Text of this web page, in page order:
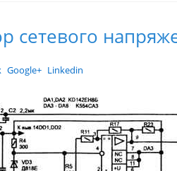
сетевого
Google+ Linkedin